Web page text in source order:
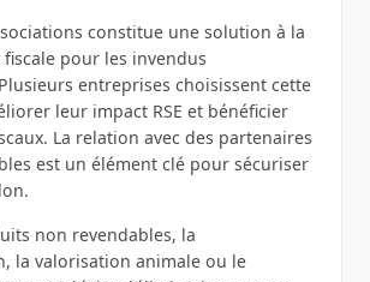
constitue une solution à la
pour les invendus
entreprises choisissent cette
leur impact RSE et bénéficier
La relation avec des partenaires
est un élément clé pour sécuriser
non revendables, la
la valorisation animale ou le